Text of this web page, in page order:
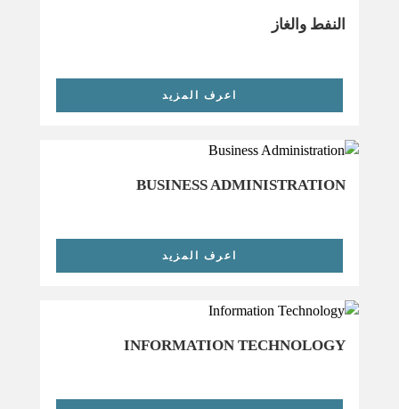
النفط والغاز
اعرف المزيد
BUSINESS ADMINISTRATION
اعرف المزيد
INFORMATION TECHNOLOGY